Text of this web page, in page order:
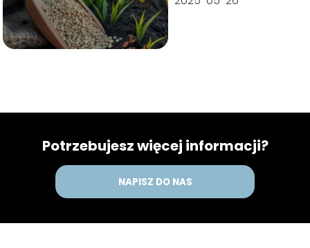
Potrzebujesz więcej informacji?
NAPISZ DO NAS